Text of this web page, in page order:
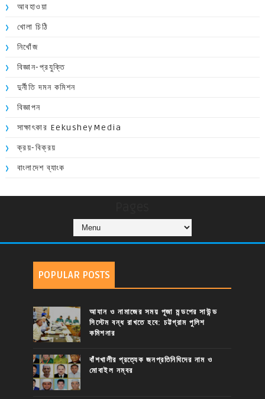
আবহাওয়া
খোলা চিঠি
নিখোঁজ
বিজ্ঞান-প্রযুক্তি
দুর্নীতি দমন কমিশন
বিজ্ঞাপন
সাক্ষাৎকার EekusheyMedia
ক্রয়-বিক্রয়
বাংলাদেশ ব্যাংক
POPULAR POSTS
আযান ও নামাজের সময় পূজা মন্ডপের সাউন্ড
সিস্টেম বন্ধ রাখতে হবে: চট্টগ্রাম পুলিশ
কমিশনার
বাঁশখালীর প্রত্যেক জনপ্রতিনিধিদের নাম ও
মোবাইল নম্বর